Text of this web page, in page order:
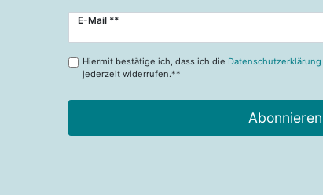
E-Mail **
Newsletter
Hiermit bestätige ich, dass ich die Datenschutzerklärung
jederzeit widerrufen.**
Abonnieren